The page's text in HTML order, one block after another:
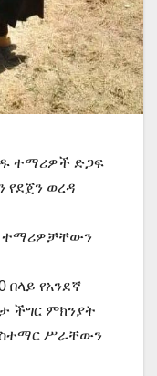
ተማሪዎች ድጋፍ
የደጀን ወረዳ
ተማሪዎቻቸውን
በላይ የአንደኛ
ችግር ምክንያት
ሥራቸውን